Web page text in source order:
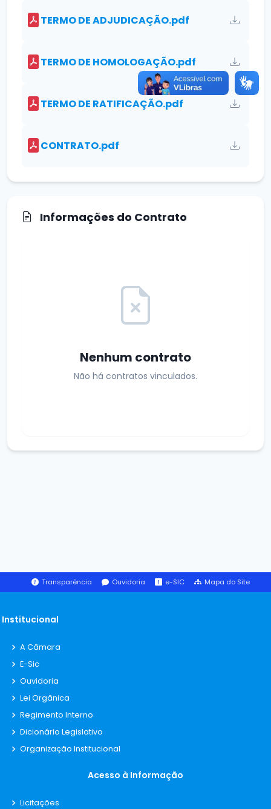
TERMO DE ADJUDICAÇÃO.pdf
TERMO DE HOMOLOGAÇÃO.pdf
TERMO DE RATIFICAÇÃO.pdf
CONTRATO.pdf
Informações do Contrato
Nenhum contrato
Não há contratos vinculados.
Transparência Ouvidoria e-SIC Mapa do Site
Institucional
A Câmara
E-Sic
Ouvidoria
Lei Orgânica
Regimento Interno
Dicionário Legislativo
Organização Institucional
Acesso à Informação
Licitações